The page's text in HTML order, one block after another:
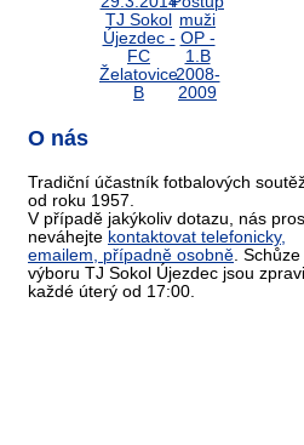
O nás
Tradiční účastník fotbalových
od roku 1957.
V případě jakýkoliv dotazu, nás
neváhejte kontaktovat telefonicky,
emailem, případně osobně. Schůze
výboru TJ Sokol Újezdec jsou
každé úterý od 17:00.